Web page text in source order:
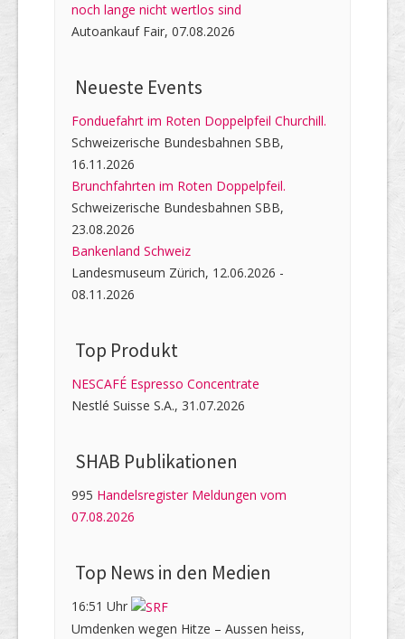
noch lange nicht wertlos sind
Autoankauf Fair, 07.08.2026
Neueste Events
Fonduefahrt im Roten Doppelpfeil Churchill.
Schweizerische Bundesbahnen SBB,
16.11.2026
Brunchfahrten im Roten Doppelpfeil.
Schweizerische Bundesbahnen SBB,
23.08.2026
Bankenland Schweiz
Landesmuseum Zürich, 12.06.2026 -
08.11.2026
Top Produkt
NESCAFÉ Espresso Concentrate
Nestlé Suisse S.A., 31.07.2026
SHAB Publi­kati­onen
995 Handelsregister Meldungen vom
07.08.2026
Top News in den Medien
16:51 Uhr
Umdenken wegen Hitze – Aussen heiss,